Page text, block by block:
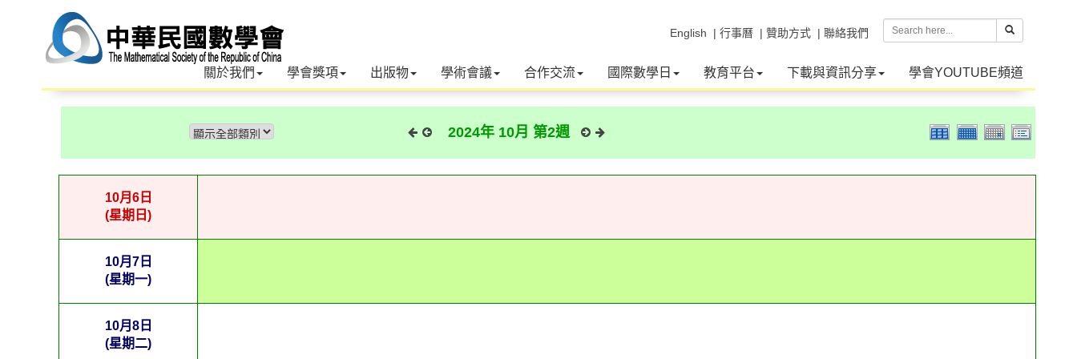
| 聯絡我們
| 贊助方式
| 行事曆
English
關於我們 學會獎項 出版物 學術會議 合作交流 國際數學日 教育平台 下載與資訊分享 學會YOUTUBE頻道
2024年 10月 第2週
10月6日
(星期日)
10月7日
(星期一)
10月8日
(星期二)